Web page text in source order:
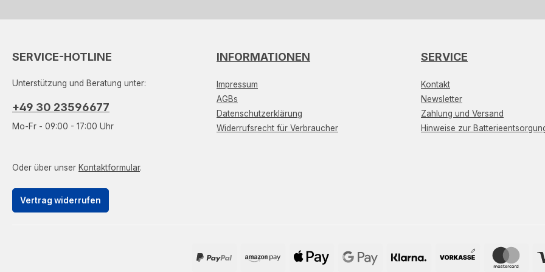
SERVICE-HOTLINE
Unterstützung und Beratung unter:
+49 30 23596677
Mo-Fr - 09:00 - 17:00 Uhr
Oder über unser Kontaktformular.
Vertrag widerrufen
INFORMATIONEN
Impressum
AGBs
Datenschutzerklärung
Widerrufsrecht für Verbraucher
SERVICE
Kontakt
Newsletter
Zahlung und Versand
Hinweise zur